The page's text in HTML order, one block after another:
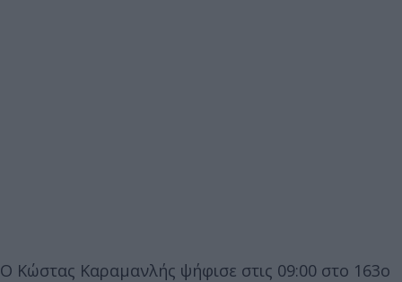
Ο Κώστας Καραμανλής ψήφισε στις 09:00 στο 163ο